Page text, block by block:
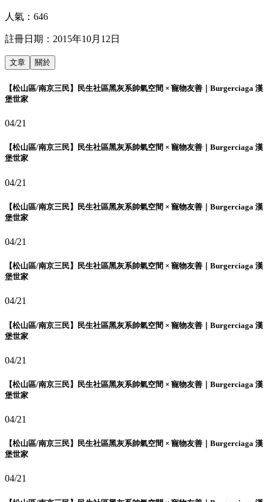
人氣： 646
註冊日期： 2015年10月12日
文章 關於
【松山區/南京三民】民生社區黑灰系帥氣空間 × 寵物友善｜Burgerciaga 漢
堡世家
04/21
【松山區/南京三民】民生社區黑灰系帥氣空間 × 寵物友善｜Burgerciaga 漢
堡世家
04/21
【松山區/南京三民】民生社區黑灰系帥氣空間 × 寵物友善｜Burgerciaga 漢
堡世家
04/21
【松山區/南京三民】民生社區黑灰系帥氣空間 × 寵物友善｜Burgerciaga 漢
堡世家
04/21
【松山區/南京三民】民生社區黑灰系帥氣空間 × 寵物友善｜Burgerciaga 漢
堡世家
04/21
【松山區/南京三民】民生社區黑灰系帥氣空間 × 寵物友善｜Burgerciaga 漢
堡世家
04/21
【松山區/南京三民】民生社區黑灰系帥氣空間 × 寵物友善｜Burgerciaga 漢
堡世家
04/21